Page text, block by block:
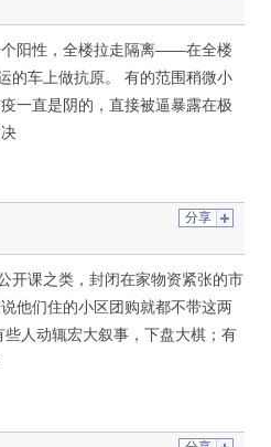
个阳性，全楼拉走隔离——在全楼
的车上做抗原。 有的范围稍微小
一直是阴的，直接被逼暴露在极
分享
开课之类，封闭在家物资紧张的市
他们住的小区团购就都不带这两
人动辄宏大叙事，下盘大棋；有